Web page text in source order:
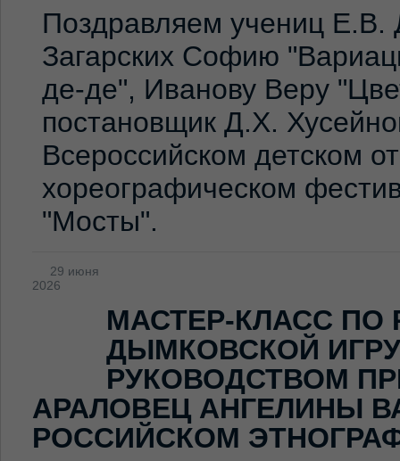
Поздравляем учениц Е.В.
Загарских Софию
де-де", Иванову Веру
постановщик Д.Х.
Всероссийском детском
хореографическом
"Мосты".
29 июня
2026
МАСТЕР-КЛАСС ПО
ДЫМКОВСКОЙ
РУКОВОДСТВОМ
АРАЛОВЕЦ АНГЕЛИНЫ
РОССИЙСКОМ